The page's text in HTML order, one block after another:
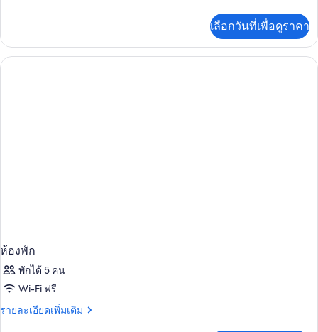
เกี่ยว
กับ
ห้อง
เลือกวันที่เพื่อดูราคา
ห้องพัก
พักได้ 5 คน
Wi-Fi ฟรี
รายละเอียดเพิ่มเติม
ราย